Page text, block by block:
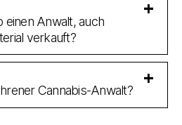
einen Anwalt, auch
verkauft?
Cannabis-Anwalt?